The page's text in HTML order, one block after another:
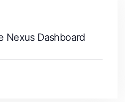
Nexus Dashboard